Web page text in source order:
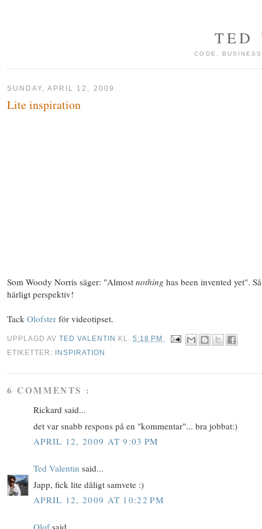
TED
CODE,
SUNDAY, APRIL 12, 2009
Lite inspiration
Som Woody Norris säger: "Almost nothing has been invented yet". Så
härligt perspektiv!
Tack Olofster för videotipset.
UPPLAGD AVTED VALENTIN KL.5:18 PM
ETIKETTER: INSPIRATION
6 COMMENTS :
Rickard said...
det var snabb respons på en "kommentar"... bra jobbat:)
APRIL 12, 2009 AT 9:03 PM
Ted Valentin said...
Japp, fick lite dåligt samvete :)
APRIL 12, 2009 AT 10:22 PM